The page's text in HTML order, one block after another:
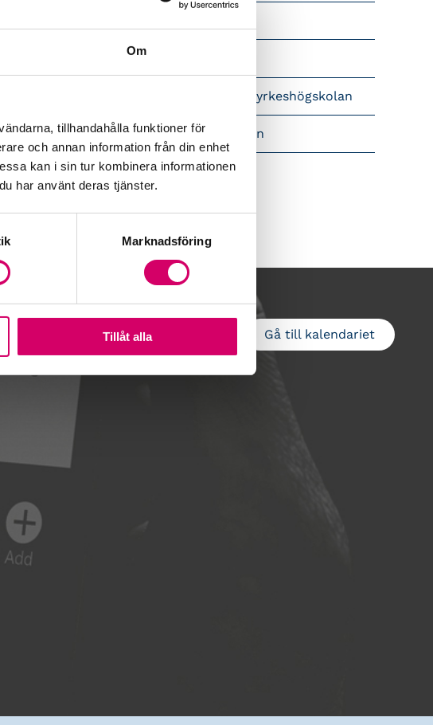
Om
tillhandahålla funktioner för
och annan information från din enhet
kan i sin tur kombinera informationen
har använt deras tjänster.
Marknadsföring
Tillåt alla
Följ oss i sociala medier
Öppet brev till Myndigheten för yrkeshögskolan
Framtidsutsikter i lönebranschen
Gå till kalendariet
Lägg till i kalender